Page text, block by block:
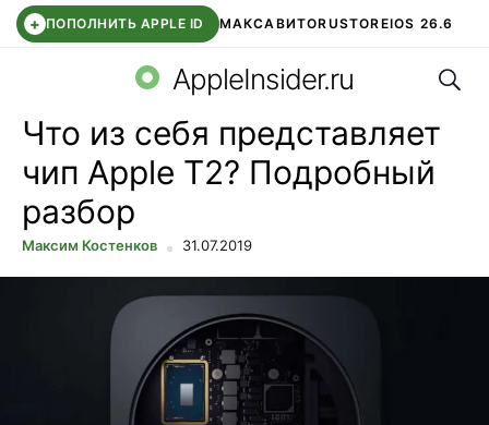
+ ПОПОЛНИТЬ APPLE ID МАКСАВИТОRUSTOREIOS 26.6
СБЕР КИДС ВТБ ОНЛАЙН ЧАТ В ROBLOX
AppleInsider.ru
Что из себя представляет
чип Apple T2? Подробный
разбор
Максим Костенков 31.07.2019